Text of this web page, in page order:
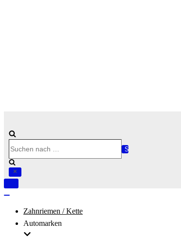
nach …
Navigation
Zahnriemen / Kette
Automarken